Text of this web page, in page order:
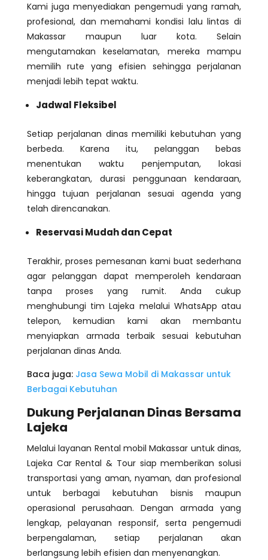
Kami juga menyediakan pengemudi yang ramah,
profesional, dan memahami kondisi lalu lintas di
Makassar maupun luar kota. Selain
mengutamakan keselamatan, mereka mampu
memilih rute yang efisien sehingga perjalanan
menjadi lebih tepat waktu.
Jadwal Fleksibel
Setiap perjalanan dinas memiliki kebutuhan yang
berbeda. Karena itu, pelanggan bebas
menentukan waktu penjemputan, lokasi
keberangkatan, durasi penggunaan kendaraan,
hingga tujuan perjalanan sesuai agenda yang
telah direncanakan.
Reservasi Mudah dan Cepat
Terakhir, proses pemesanan kami buat sederhana
agar pelanggan dapat memperoleh kendaraan
tanpa proses yang rumit. Anda cukup
menghubungi tim Lajeka melalui WhatsApp atau
telepon, kemudian kami akan membantu
menyiapkan armada terbaik sesuai kebutuhan
perjalanan dinas Anda.
Baca juga: Jasa Sewa Mobil di Makassar untuk
Berbagai Kebutuhan
Dukung Perjalanan Dinas Bersama
Lajeka
Melalui layanan Rental mobil Makassar untuk dinas,
Lajeka Car Rental & Tour siap memberikan solusi
transportasi yang aman, nyaman, dan profesional
untuk berbagai kebutuhan bisnis maupun
operasional perusahaan. Dengan armada yang
lengkap, pelayanan responsif, serta pengemudi
berpengalaman, setiap perjalanan akan
berlangsung lebih efisien dan menyenangkan.